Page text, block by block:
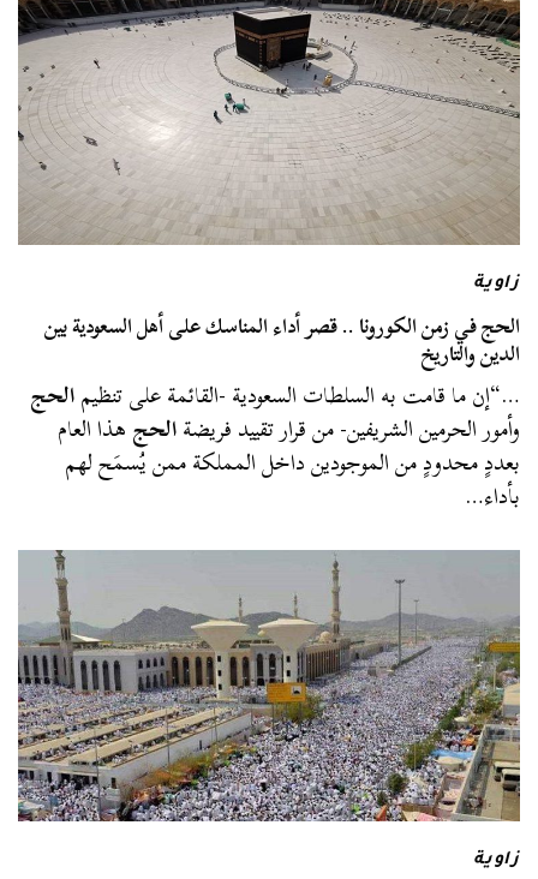
زاوية
الحج في زمن الكورونا .. قصر أداء المناسك على أهل السعودية بين
الدين والتاريخ
…“إن ما قامت به السلطات السعودية -القائمة على تنظيمالحج
وأمور الحرمين الشريفين- من قرار تقييد فريضةالحجهذا العام
بعددٍ محدودٍ من الموجودين داخل المملكة ممن يُسمَح لهم
بأداء…
زاوية